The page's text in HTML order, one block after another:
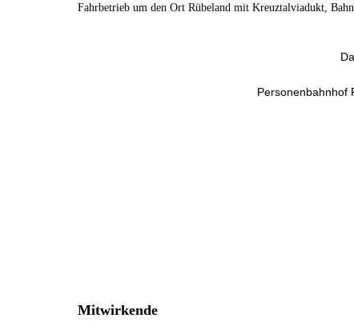
Fahrbetrieb um den Ort Rübeland mit Kreuztalviadukt,
Personenbahnhof
Mitwirkende